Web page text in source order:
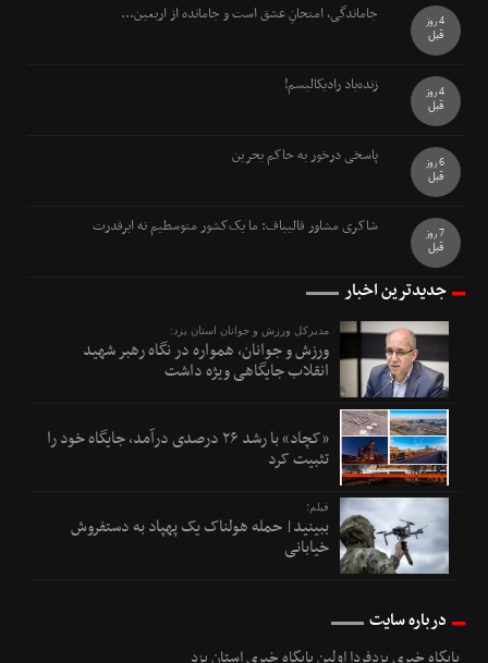
جاماندگی، امتحانِ عشق است و جامانده از اربعین...
4 روز
قبل
زنده‌باد رادیکالیسم!
4 روز
قبل
پاسخی درخور به حاکم بحرین
6 روز
قبل
شاکری مشاور قالیباف: ما یک‌کشور متوسطیم نه ابرقدرت
7 روز
قبل
جدیدترین اخبار
مدیرکل ورزش و جوانان استان یزد:
ورزش و جوانان، همواره در نگاه رهبر شهید
انقلاب جایگاهی ویژه داشت
«کچاد» با رشد ۲۶ درصدی درآمد، جایگاه خود را
تثبیت کرد
فیلم؛
ببینید| حمله هولناک یک پهپاد به دستفروش
خیابانی
درباره سایت